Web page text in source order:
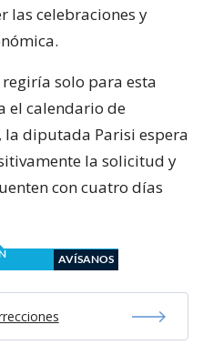
las celebraciones y
solo para esta
el calendario de
la diputada Parisi espera
la solicitud y
con cuatro días
AVÍSANOS